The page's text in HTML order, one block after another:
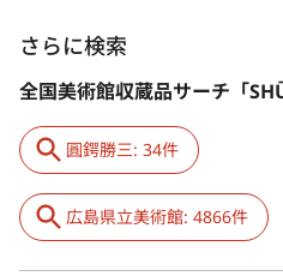
さらに検索
全国美術館収蔵品サーチ「
圓鍔勝三: 34件
広島県立美術館: 4866件